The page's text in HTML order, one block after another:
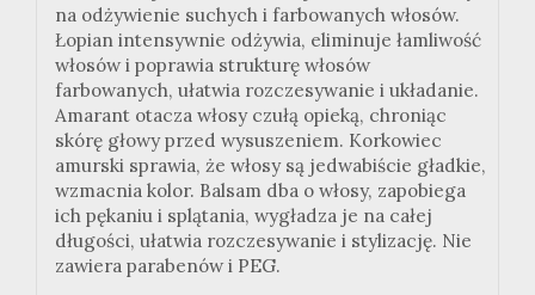
na odżywienie suchych i farbowanych włosów.
Łopian intensywnie odżywia, eliminuje łamliwość
włosów i poprawia strukturę włosów
farbowanych, ułatwia rozczesywanie i układanie.
Amarant otacza włosy czułą opieką, chroniąc
skórę głowy przed wysuszeniem. Korkowiec
amurski sprawia, że włosy są jedwabiście gładkie,
wzmacnia kolor. Balsam dba o włosy, zapobiega
ich pękaniu i splątania, wygładza je na całej
długości, ułatwia rozczesywanie i stylizację. Nie
zawiera parabenów i PEG.